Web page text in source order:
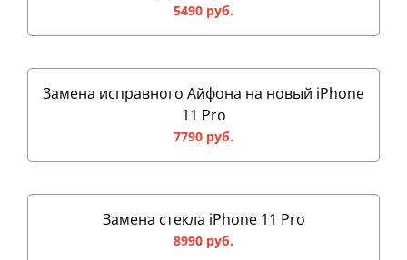
5490 руб.
Замена исправного Айфона на новый iPhone
11 Pro
7790 руб.
Замена стекла iPhone 11 Pro
8990 руб.